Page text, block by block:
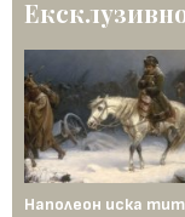
Наполеон иска